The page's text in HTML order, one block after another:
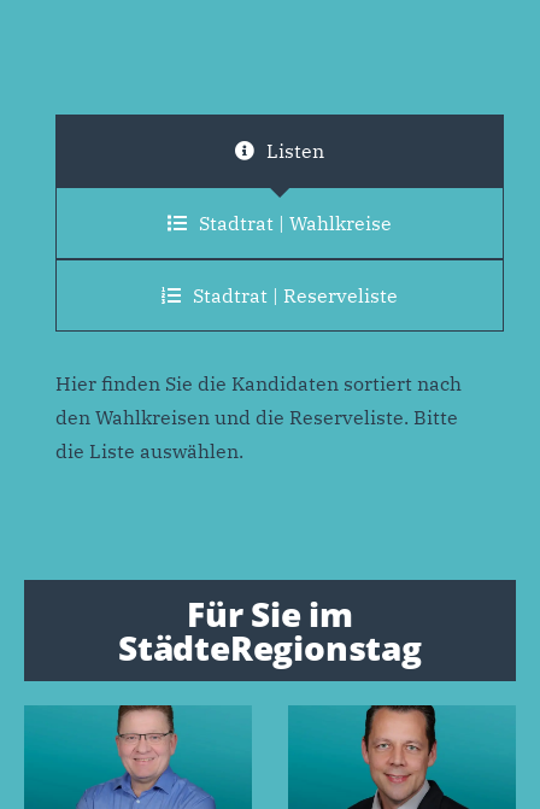
Listen
Stadtrat | Wahlkreise
Stadtrat | Reserveliste
Hier finden Sie die Kandidaten sortiert nach
den Wahlkreisen und die Reserveliste. Bitte
die Liste auswählen.
Für Sie im
StädteRegionstag